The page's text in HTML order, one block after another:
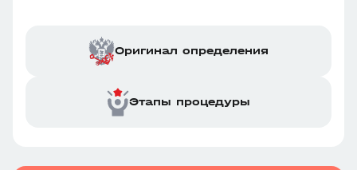
Оригинал определения
Этапы процедуры